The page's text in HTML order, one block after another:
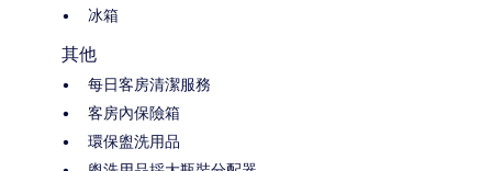
冰箱
其他
每日客房清潔服務
客房內保險箱
環保盥洗用品